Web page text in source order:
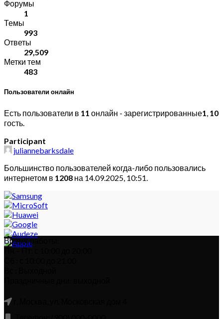
Форумы
1
Темы
993
Ответы
29,509
Метки тем
483
Пользователи онлайн
Есть пользователи в 11 онлайн - зарегистрированные1, 10
гость.
Participant
juliannebarksdale
Большинство пользователей когда-либо пользовались
интернетом в 1208 на 14.09.2025, 10:51.
Время работы:
Пн – Пт: с 10:00 до 20:00